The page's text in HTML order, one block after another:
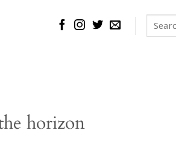
Search
for:
horizon